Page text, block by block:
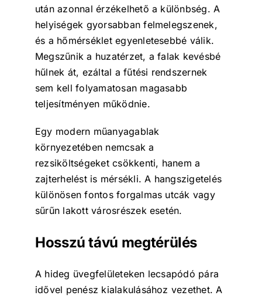
után azonnal érzékelhető a különbség. A
helyiségek gyorsabban felmelegszenek,
és a hőmérséklet egyenletesebbé válik.
Megszűnik a huzatérzet, a falak kevésbé
hűlnek át, ezáltal a fűtési rendszernek
sem kell folyamatosan magasabb
teljesítményen működnie.
Egy modern műanyagablak
környezetében nemcsak a
rezsiköltségeket csökkenti, hanem a
zajterhelést is mérsékli. A hangszigetelés
különösen fontos forgalmas utcák vagy
sűrűn lakott városrészek esetén.
Hosszú távú megtérülés
A hideg üvegfelületeken lecsapódó pára
idővel penész kialakulásához vezethet. A